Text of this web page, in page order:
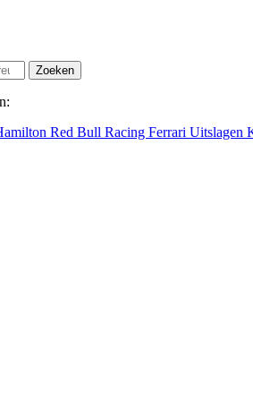
Zoeken
Red Bull Racing Ferrari Uitslagen